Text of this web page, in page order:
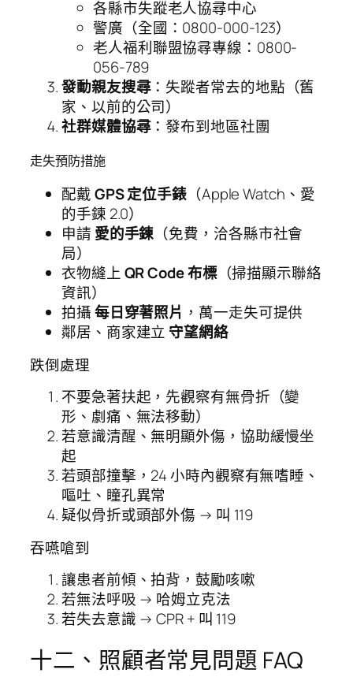
各縣市失蹤老人協尋中心
警廣（全國：0800-000-123）
老人福利聯盟協尋專線：0800-
056-789
發動親友搜尋：失蹤者常去的地點（舊
家、以前的公司）
社群媒體協尋：發布到地區社團
走失預防措施
配戴GPS 定位手錶（Apple Watch、愛
的手鍊 2.0）
申請 愛的手鍊 （免費，洽各縣市社會
局）
衣物縫上QR Code 布標（掃描顯示聯絡
資訊）
拍攝每日穿著照片 ，萬一走失可提供
鄰居、商家建立 守望網絡
跌倒處理
不要急著扶起，先觀察有無骨折（變
形、劇痛、無法移動）
若意識清醒、無明顯外傷，協助緩慢坐
起
若頭部撞擊，24 小時內觀察有無嗜睡、
嘔吐、瞳孔異常
疑似骨折或頭部外傷 → 叫 119
吞嚥嗆到
讓患者前傾、拍背，鼓勵咳嗽
若無法呼吸 → 哈姆立克法
若失去意識 → CPR + 叫 119
十二、照顧者常見問題 FAQ